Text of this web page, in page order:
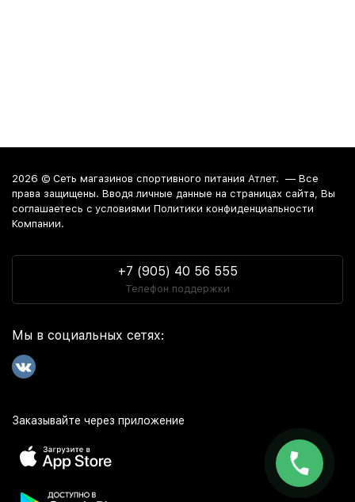
Стоимость на товары из категории витамины и минералы
Интернет-магазиносуществляет доставку в любой город
России. Среди них:Москва. Забрать заказ из магазина
можно в Краснодаре, Анапе и Новороссийске.
2026 © Сеть магазинов спортивного питания Атлет. — Все
права защищены. Вводя личные данные на страницах сайта, Вы
соглашаетесь c условиями Политики конфиденциальности
Компании.
+7 (905) 40 56 555
Телефон поддержки
Мы в социальных сетях:
Заказывайте через приложение